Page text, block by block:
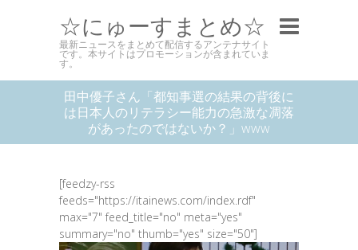
☆にゅーすまとめ☆
最新ニュースをまとめて配信するアンテナサイト
です。本サイトはプロモーションが含まれていま
す。
田中優子さん「都知事選の結果の背後に
は日本人のリテラシー能力の急激な凋落
があったのではないか？」www
[feedzy-rss
feeds="https://itainews.com/index.rdf"
max="7" feed_title="no" meta="yes"
summary="no" thumb="yes" size="50"]